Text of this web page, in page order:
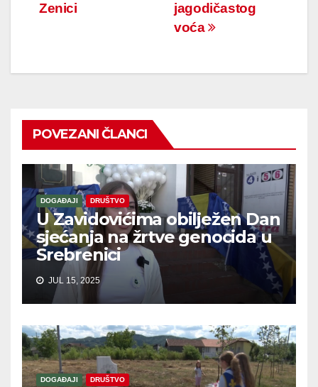
jagodičastog
voća
Zenici
POVEZANI ČLANCI
DOGAĐAJI DRUŠTVO
U Zavidovićima obilježen Dan
sjećanja na žrtve genocida u
Srebrenici
JUL 15, 2025
DOGAĐAJI DRUŠTVO